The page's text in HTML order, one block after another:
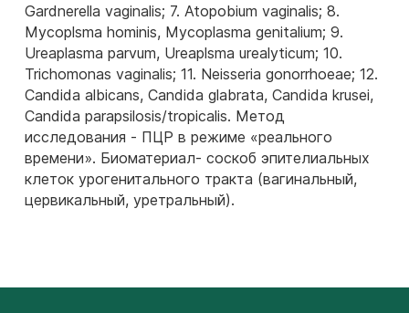
Gardnerella vaginalis; 7. Atopobium vaginalis; 8.
Mycoplsma hominis, Mycoplasma genitalium; 9.
Ureaplasma parvum, Ureaplsma urealyticum; 10.
Trichomonas vaginalis; 11. Neisseria gonorrhoeae; 12.
Candida albicans, Candida glabrata, Candida krusei,
Candida parapsilosis/tropicalis. Метод
исследования - ПЦР в режиме «реального
времени». Биоматериал- соскоб эпителиальных
клеток урогенитального тракта (вагинальный,
цервикальный, уретральный).